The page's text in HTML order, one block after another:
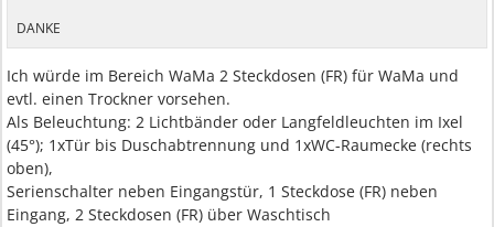
DANKE
Ich würde im Bereich WaMa 2 Steckdosen (FR) für WaMa und
evtl. einen Trockner vorsehen.
Als Beleuchtung: 2 Lichtbänder oder Langfeldleuchten im Ixel
(45°); 1xTür bis Duschabtrennung und 1xWC-Raumecke (rechts
oben),
Serienschalter neben Eingangstür, 1 Steckdose (FR) neben
Eingang, 2 Steckdosen (FR) über Waschtisch